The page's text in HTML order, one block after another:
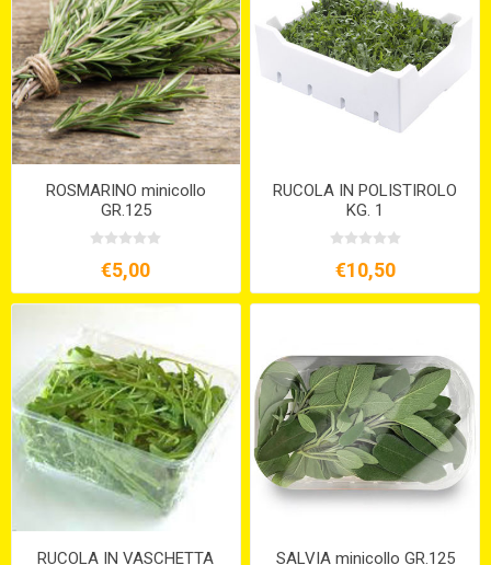
ROSMARINO minicollo
GR.125
€5,00
RUCOLA IN POLISTIROLO
KG. 1
€10,50
RUCOLA IN VASCHETTA SALVIA minicollo GR.125